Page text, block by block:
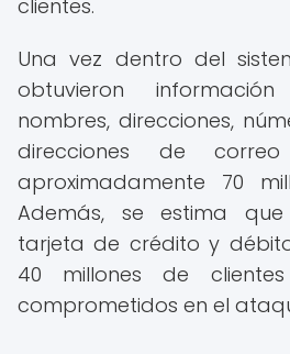
clientes.
Una vez dentro del
obtuvieron
nombres, direcciones,
direcciones de
aproximadamente 70
Además, se estima
tarjeta de crédito y
40 millones de
comprometidos en el